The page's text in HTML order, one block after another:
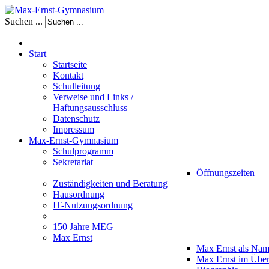
Suchen ...
Start
Startseite
Kontakt
Schulleitung
Verweise und Links /
Haftungsausschluss
Datenschutz
Impressum
Max-Ernst-Gymnasium
Schulprogramm
Sekretariat
Öffnungszeiten
Zuständigkeiten und Beratung
Hausordnung
IT-Nutzungsordnung
150 Jahre MEG
Max Ernst
Max Ernst als
Max Ernst im